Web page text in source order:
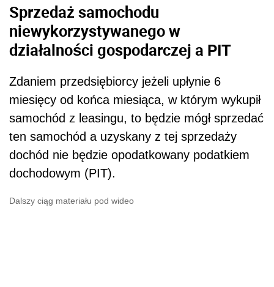
Sprzedaż samochodu
niewykorzystywanego w
działalności gospodarczej a PIT
Zdaniem przedsiębiorcy jeżeli upłynie 6
miesięcy od końca miesiąca, w którym wykupił
samochód z leasingu, to będzie mógł sprzedać
ten samochód a uzyskany z tej sprzedaży
dochód nie będzie opodatkowany podatkiem
dochodowym (PIT).
Dalszy ciąg materiału pod wideo